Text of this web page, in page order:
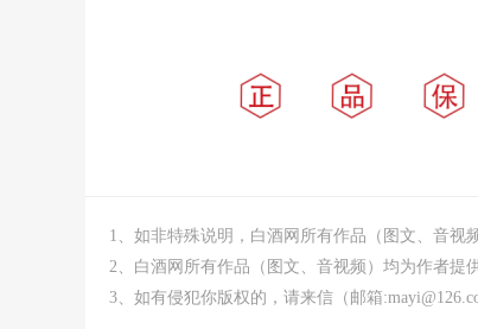
1、如非特殊说明，白酒网所有作品（图文、音视
2、白酒网所有作品（图文、音视频）均为作者提
3、如有侵犯你版权的，请来信（邮箱